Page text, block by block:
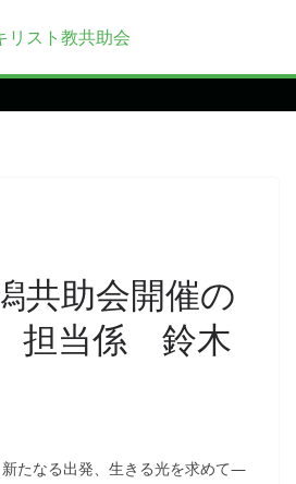
共助会開催の
当係 鈴木
たなる出発、生きる光を求めて―